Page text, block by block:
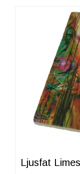
Ljusfat